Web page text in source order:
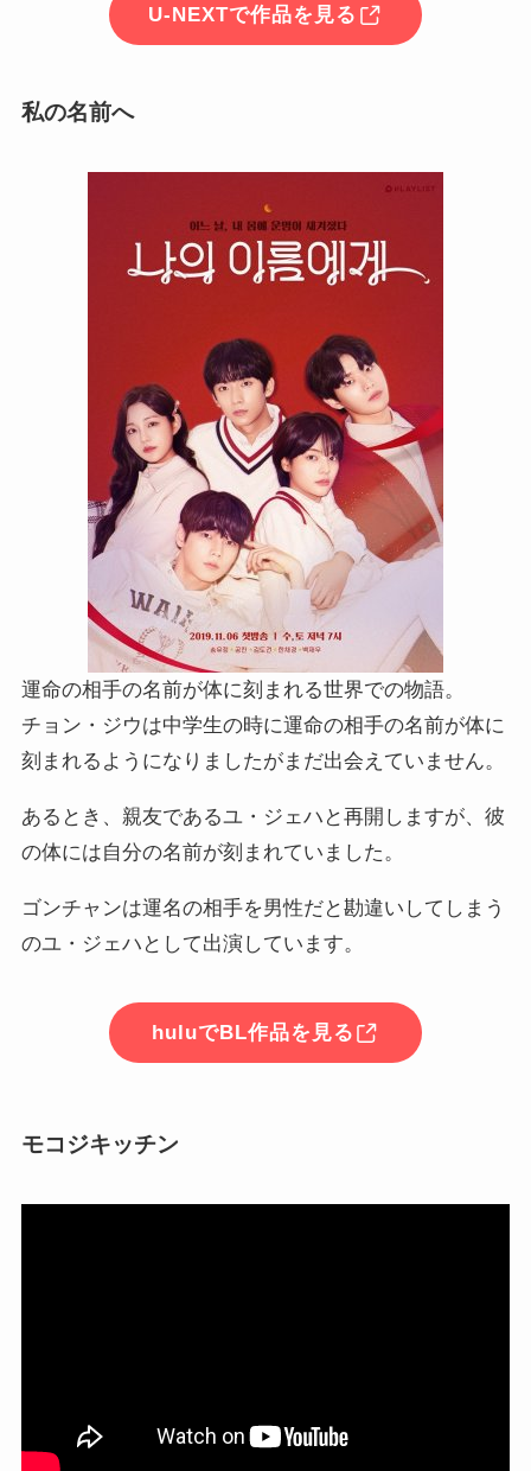
U-NEXTで作品を見る
私の名前へ
運命の相手の名前が体に刻まれる世界での物語。
チョン・ジウは中学生の時に運命の相手の名前が体に
刻まれるようになりましたがまだ出会えていません。
あるとき、親友であるユ・ジェハと再開しますが、彼
の体には自分の名前が刻まれていました。
ゴンチャンは運名の相手を男性だと勘違いしてしまう
のユ・ジェハとして出演しています。
huluでBL作品を見る
モコジキッチン